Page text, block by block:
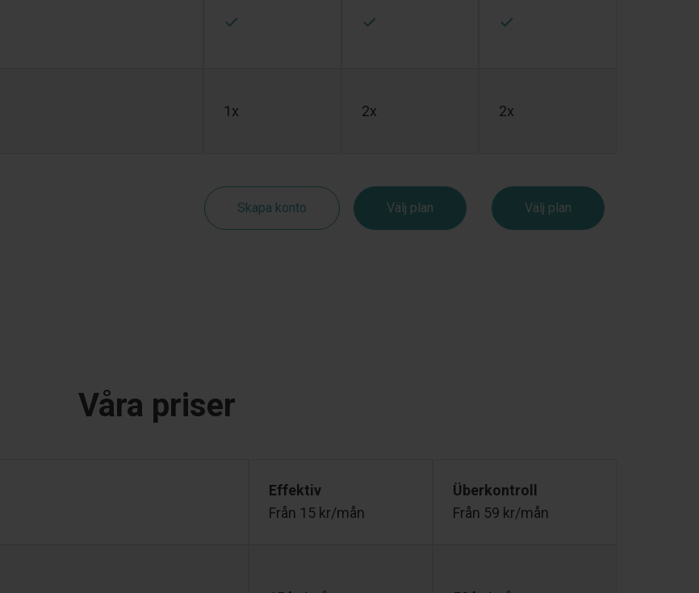
1x 2x 2x
Skapa konto Välj plan Välj plan
Våra priser
Effektiv
Från 15 kr/mån
Überkontroll
Från 59 kr/mån